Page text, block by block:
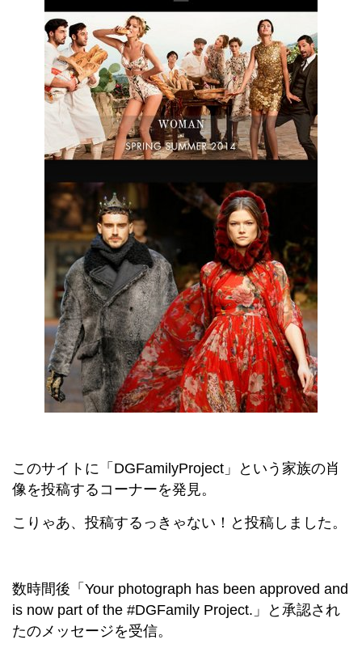
このサイトに「DGFamilyProject」という家族の肖
像を投稿するコーナーを発見。
こりゃあ、投稿するっきゃない！と投稿しました。
数時間後「Your photograph has been approved and
is now part of the #DGFamily Project.」と承認され
たのメッセージを受信。